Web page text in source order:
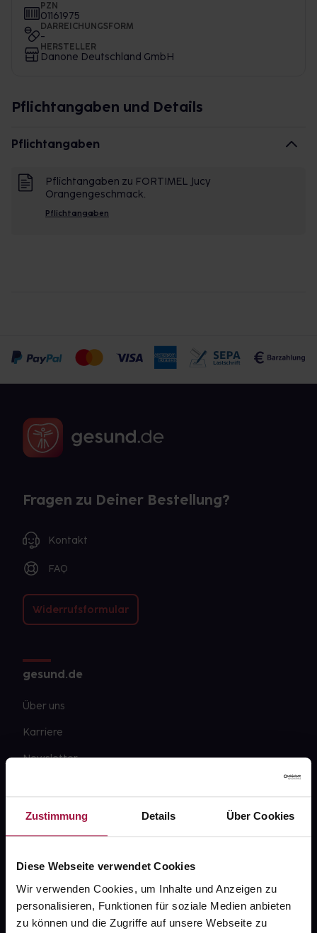
Zustimmung Details Über Cookies
Diese Webseite verwendet Cookies
Wir verwenden Cookies, um Inhalte und Anzeigen zu
personalisieren, Funktionen für soziale Medien anbieten
zu können und die Zugriffe auf unsere Webseite zu
PZN
01161975
DARREICHUNGSFORM
-
HERSTELLER
Danone Deutschland GmbH
Pflichtangaben und Details
Pflichtangaben
Pflichtangaben zu FORTIMEL Jucy
Orangengeschmack.
Pflichtangaben
Fragen zu Deiner Bestellung?
Kontakt
FAQ
Widerrufsformular
gesund.de
Über uns
Karriere
Newsletter
PAYBACK
gesund-versorger.de
Sanitätshäuser
Datenschutz